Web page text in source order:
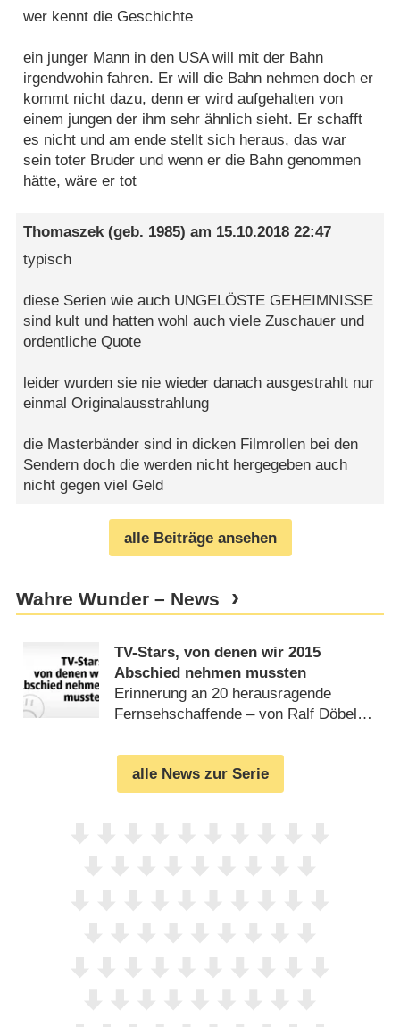
wer kennt die Geschichte
ein junger Mann in den USA will mit der Bahn
irgendwohin fahren. Er will die Bahn nehmen doch er
kommt nicht dazu, denn er wird aufgehalten von
einem jungen der ihm sehr ähnlich sieht. Er schafft
es nicht und am ende stellt sich heraus, das war
sein toter Bruder und wenn er die Bahn genommen
hätte, wäre er tot
Thomaszek(geb. 1985) am 15.10.2018 22:47
typisch
diese Serien wie auch UNGELÖSTE GEHEIMNISSE
sind kult und hatten wohl auch viele Zuschauer und
ordentliche Quote
leider wurden sie nie wieder danach ausgestrahlt nur
einmal Originalausstrahlung
die Masterbänder sind in dicken Filmrollen bei den
Sendern doch die werden nicht hergegeben auch
nicht gegen viel Geld
alle Beiträge ansehen
Wahre Wunder – News
TV-Stars, von denen wir 2015
Abschied nehmen mussten
Erinnerung an 20 herausragende
Fernsehschaffende – von Ralf Döbele
alle News zur Serie